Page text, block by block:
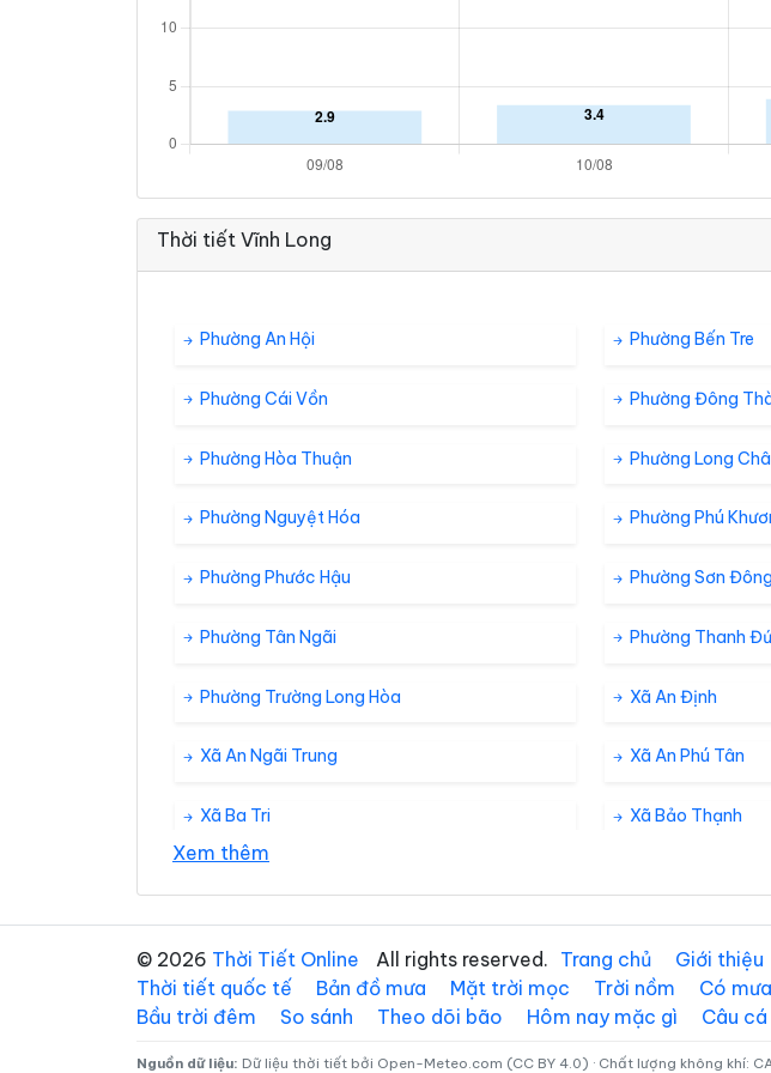
Thời tiết Vĩnh Long
Phường An Hội Phường Bến Tre
Phường Cái Vồn Phường Đông
Phường Hòa Thuận Phường Long
Phường Nguyệt Hóa Phường Phú
Phường Phước Hậu Phường Sơn Đông
Phường Tân Ngãi Phường Thanh
Phường Trường Long Hòa Xã An Định
Xã An Ngãi Trung Xã An Phú Tân
Xã Ba Tri Xã Bảo Thạnh
Xã Cầu Ngang Xã Châu Hòa
Xã Châu Thành Xã Chợ Lách
Xem thêm
© 2026 Thời Tiết Online All rights reserved. Trang chủ Giới thiệu
Thời tiết quốc tế
Bản đồ mưa Mặt trời mọc Trời nồm Có
Bầu trời đêm
So sánh Theo dõi bão Hôm nay mặc gì Câu cá
Nguồn dữ liệu: Dữ liệu thời tiết bởi Open-Meteo.com (CC BY 4.0) · Chất lượng không khí: